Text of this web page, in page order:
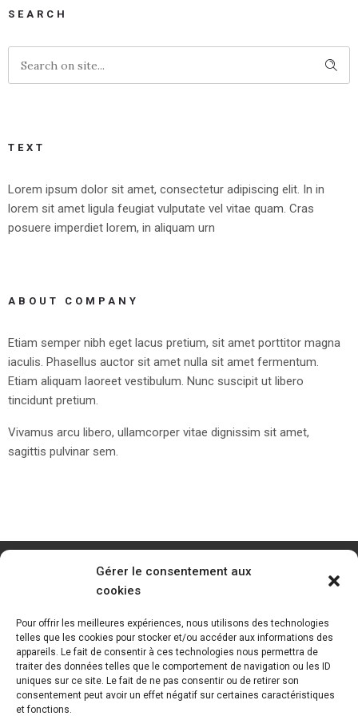
Gérer le consentement aux
cookies
Pour offrir les meilleures expériences, nous utilisons des technologies
telles que les cookies pour stocker et/ou accéder aux informations des
appareils. Le fait de consentir à ces technologies nous permettra de
traiter des données telles que le comportement de navigation ou les ID
uniques sur ce site. Le fait de ne pas consentir ou de retirer son
consentement peut avoir un effet négatif sur certaines caractéristiques
et fonctions.
SEARCH
TEXT
Lorem ipsum dolor sit amet, consectetur adipiscing elit. In in
lorem sit amet ligula feugiat vulputate vel vitae quam. Cras
posuere imperdiet lorem, in aliquam urn
ABOUT COMPANY
Etiam semper nibh eget lacus pretium, sit amet porttitor magna
iaculis. Phasellus auctor sit amet nulla sit amet fermentum.
Etiam aliquam laoreet vestibulum. Nunc suscipit ut libero
tincidunt pretium.
Vivamus arcu libero, ullamcorper vitae dignissim sit amet,
sagittis pulvinar sem.